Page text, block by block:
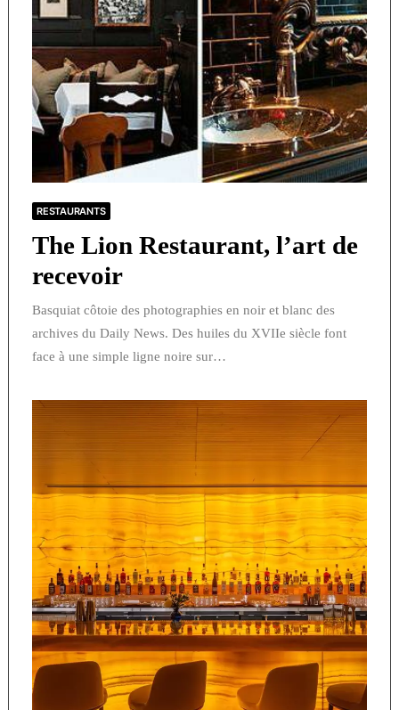
RESTAURANTS
The Lion Restaurant, l’art de
recevoir
Basquiat côtoie des photographies en noir et blanc des
archives du Daily News. Des huiles du XVIIe siècle font
face à une simple ligne noire sur…